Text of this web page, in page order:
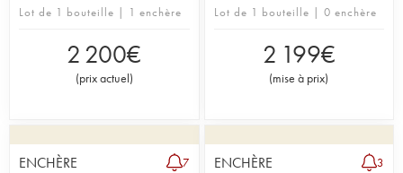
Lot de 1 bouteille | 1 enchère
2 200€
(prix actuel)
Lot de 1 bouteille | 0 enchère
2 199€
(mise à prix)
ENCHÈRE 7 ENCHÈRE 3